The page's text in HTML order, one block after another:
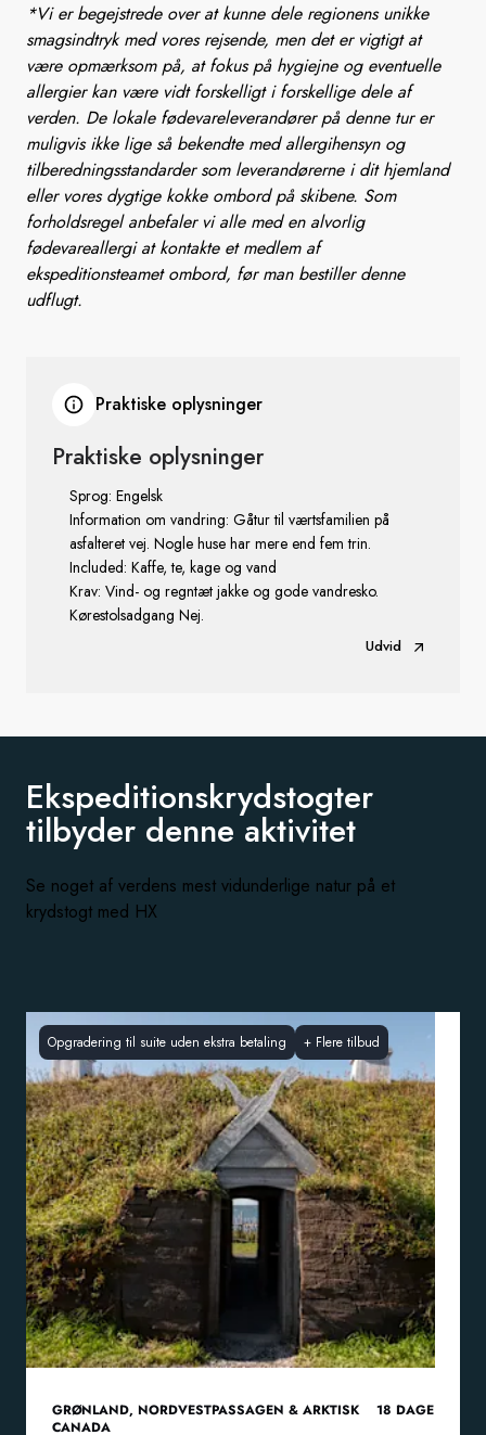
*Vi er begejstrede over at kunne dele regionens unikke
smagsindtryk med vores rejsende, men det er vigtigt at
være opmærksom på, at fokus på hygiejne og eventuelle
allergier kan være vidt forskelligt i forskellige dele af
verden. De lokale fødevareleverandører på denne tur er
muligvis ikke lige så bekendte med allergihensyn og
tilberedningsstandarder som leverandørerne i dit hjemland
eller vores dygtige kokke ombord på skibene. Som
forholdsregel anbefaler vi alle med en alvorlig
fødevareallergi at kontakte et medlem af
ekspeditionsteamet ombord, før man bestiller denne
udflugt.
Praktiske oplysninger
Praktiske oplysninger
Sprog: Engelsk
Information om vandring: Gåtur til værtsfamilien på
asfalteret vej. Nogle huse har mere end fem trin.
Included: Kaffe, te, kage og vand
Krav: Vind- og regntæt jakke og gode vandresko.
Kørestolsadgang Nej.
Udvid
Ekspeditionskrydstogter
tilbyder denne aktivitet
Se noget af verdens mest vidunderlige natur på et
krydstogt med HX
Opgradering til suite uden ekstra betaling + Flere tilbud
GRØNLAND, NORDVESTPASSAGEN & ARKTISK
CANADA
18 DAGE